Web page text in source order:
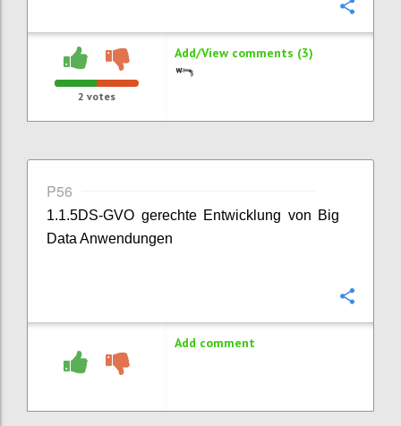
2 votes
Add/View comments (3)
P56
1.1.5DS-GVO gerechte Entwicklung von Big
Data Anwendungen
Add comment